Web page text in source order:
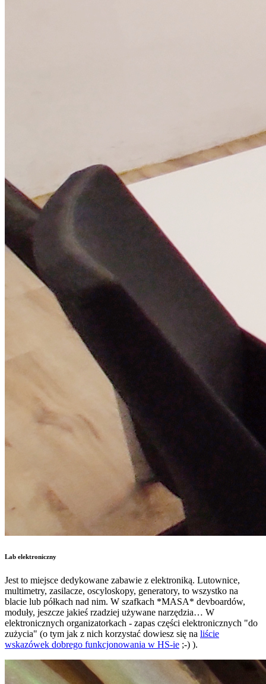
Lab elektroniczny
Jest to miejsce dedykowane zabawie z elektroniką. Lutownice,
multimetry, zasilacze, oscyloskopy, generatory, to wszystko na
blacie lub półkach nad nim. W szafkach *MASA* devboardów,
moduły, jeszcze jakieś rzadziej używane narzędzia… W
elektronicznych organizatorkach - zapas części elektronicznych "do
zużycia" (o tym jak z nich korzystać dowiesz się na liście
wskazówek dobrego funkcjonowania w HS-ie ;-) ).